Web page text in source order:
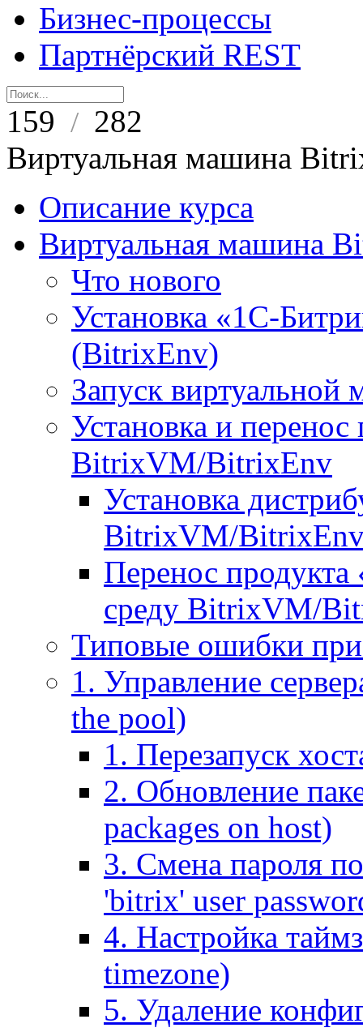
Бизнес-процессы
Партнёрский REST
159 / 282
Виртуальная машина
Описание курса
Виртуальная машина
Что нового
Установка «1С-
(BitrixEnv)
Запуск
Установка и
BitrixVM/BitrixEnv
Установка
BitrixVM/
Перенос
среду BitrixVM/
Типовые ошибки при
1. Управление
the pool)
1. Перезапуск
2. Обновление
packages on host)
3. Смена пароля
'bitrix' user
4. Настройка
timezone)
5. Удаление